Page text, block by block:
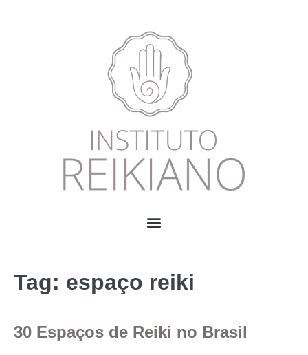
Tag: espaço reiki
30 Espaços de Reiki no Brasil